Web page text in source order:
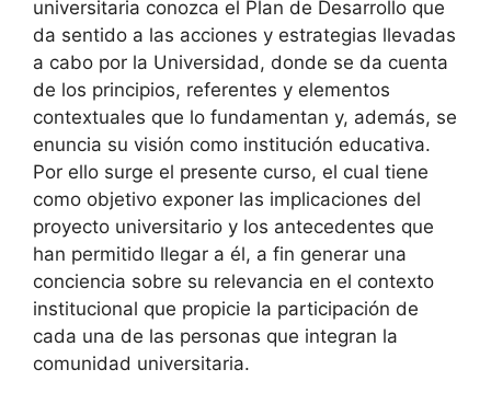
universitaria conozca el Plan de Desarrollo que
da sentido a las acciones y estrategias llevadas
a cabo por la Universidad, donde se da cuenta
de los principios, referentes y elementos
contextuales que lo fundamentan y, además, se
enuncia su visión como institución educativa.
Por ello surge el presente curso, el cual tiene
como objetivo exponer las implicaciones del
proyecto universitario y los antecedentes que
han permitido llegar a él, a fin generar una
conciencia sobre su relevancia en el contexto
institucional que propicie la participación de
cada una de las personas que integran la
comunidad universitaria.